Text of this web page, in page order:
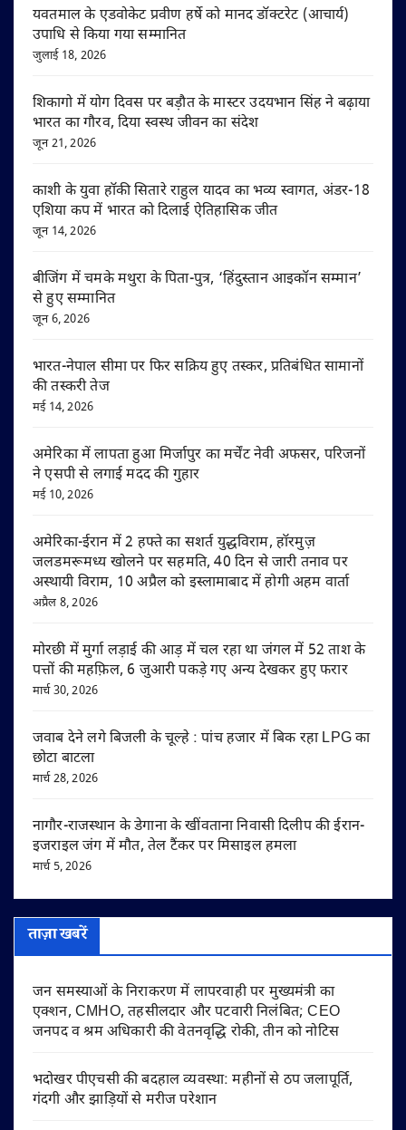
यवतमाल के एडवोकेट प्रवीण हर्षे को मानद डॉक्टरेट (आचार्य)
उपाधि से किया गया सम्मानित
जुलाई 18, 2026
शिकागो में योग दिवस पर बड़ौत के मास्टर उदयभान सिंह ने बढ़ाया
भारत का गौरव, दिया स्वस्थ जीवन का संदेश
जून 21, 2026
काशी के युवा हॉकी सितारे राहुल यादव का भव्य स्वागत, अंडर-18
एशिया कप में भारत को दिलाई ऐतिहासिक जीत
जून 14, 2026
बीजिंग में चमके मथुरा के पिता-पुत्र, ‘हिंदुस्तान आइकॉन सम्मान’
से हुए सम्मानित
जून 6, 2026
भारत-नेपाल सीमा पर फिर सक्रिय हुए तस्कर, प्रतिबंधित सामानों
की तस्करी तेज
मई 14, 2026
अमेरिका में लापता हुआ मिर्जापुर का मर्चेंट नेवी अफसर, परिजनों
ने एसपी से लगाई मदद की गुहार
मई 10, 2026
अमेरिका-ईरान में 2 हफ्ते का सशर्त युद्धविराम, हॉरमुज़
जलडमरूमध्य खोलने पर सहमति, 40 दिन से जारी तनाव पर
अस्थायी विराम, 10 अप्रैल को इस्लामाबाद में होगी अहम वार्ता
अप्रैल 8, 2026
मोरछी में मुर्गा लड़ाई की आड़ में चल रहा था जंगल में 52 ताश के
पत्तों की महफ़िल, 6 जुआरी पकड़े गए अन्य देखकर हुए फरार
मार्च 30, 2026
जवाब देने लगे बिजली के चूल्हे : पांच हजार में बिक रहा LPG का
छोटा बाटला
मार्च 28, 2026
नागौर-राजस्थान के डेगाना के खींवताना निवासी दिलीप की ईरान-
इजराइल जंग में मौत, तेल टैंकर पर मिसाइल हमला
मार्च 5, 2026
ताज़ा खबरें
जन समस्याओं के निराकरण में लापरवाही पर मुख्यमंत्री का
एक्शन, CMHO, तहसीलदार और पटवारी निलंबित; CEO
जनपद व श्रम अधिकारी की वेतनवृद्धि रोकी, तीन को नोटिस
भदोखर पीएचसी की बदहाल व्यवस्था: महीनों से ठप जलापूर्ति,
गंदगी और झाड़ियों से मरीज परेशान